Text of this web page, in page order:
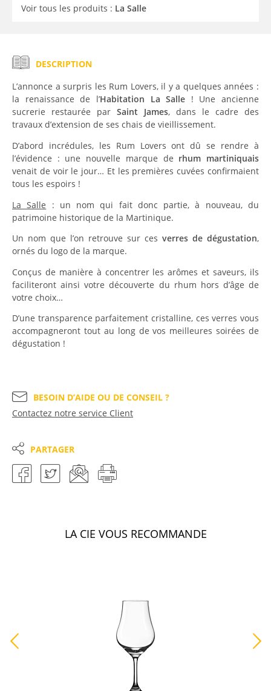
Voir tous les produits : La Salle
DESCRIPTION
L’annonce a surpris les Rum Lovers, il y a quelques années :
la renaissance de l’Habitation La Salle ! Une ancienne
sucrerie restaurée par Saint James, dans le cadre des
travaux d’extension de ses chais de vieillissement.
D’abord incrédules, les Rum Lovers ont dû se rendre à
l’évidence : une nouvelle marque de rhum martiniquais
venait de voir le jour… Et les premières cuvées confirmaient
tous les espoirs !
La Salle : un nom qui fait donc partie, à nouveau, du
patrimoine historique de la Martinique.
Un nom que l’on retrouve sur ces verres de dégustation,
ornés du logo de la marque.
Conçus de manière à concentrer les arômes et saveurs, ils
faciliteront ainsi votre découverte du rhum hors d’âge de
votre choix…
D’une transparence parfaitement cristalline, ces verres vous
accompagneront tout au long de vos meilleures soirées de
dégustation !
BESOIN D’AIDE OU DE CONSEIL ?
Contactez notre service Client
PARTAGER
LA CIE VOUS RECOMMANDE